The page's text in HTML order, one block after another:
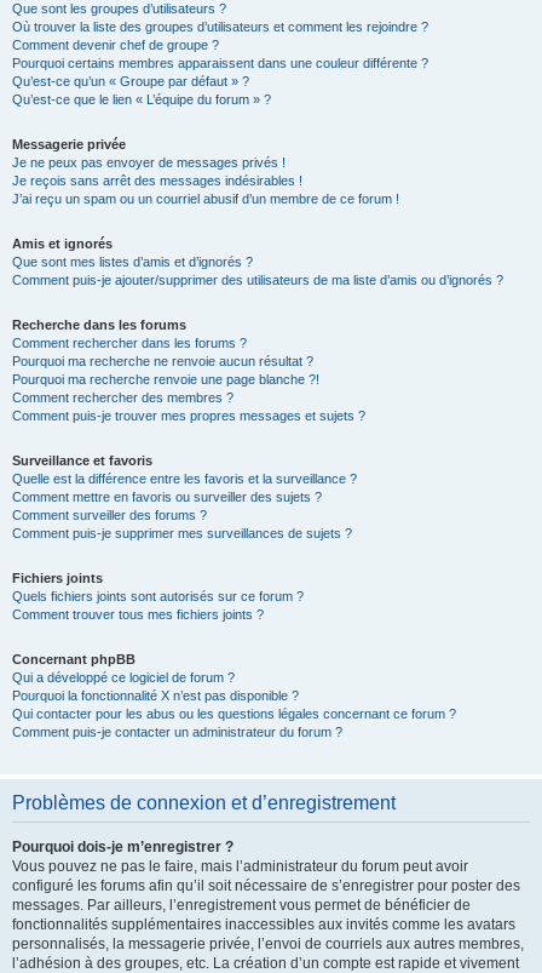
Que sont les groupes d’utilisateurs ?
Où trouver la liste des groupes d’utilisateurs et comment les rejoindre ?
Comment devenir chef de groupe ?
Pourquoi certains membres apparaissent dans une couleur différente ?
Qu’est-ce qu’un « Groupe par défaut » ?
Qu’est-ce que le lien « L’équipe du forum » ?
Messagerie privée
Je ne peux pas envoyer de messages privés !
Je reçois sans arrêt des messages indésirables !
J’ai reçu un spam ou un courriel abusif d’un membre de ce forum !
Amis et ignorés
Que sont mes listes d’amis et d’ignorés ?
Comment puis-je ajouter/supprimer des utilisateurs de ma liste d’amis ou d’ignorés ?
Recherche dans les forums
Comment rechercher dans les forums ?
Pourquoi ma recherche ne renvoie aucun résultat ?
Pourquoi ma recherche renvoie une page blanche ?!
Comment rechercher des membres ?
Comment puis-je trouver mes propres messages et sujets ?
Surveillance et favoris
Quelle est la différence entre les favoris et la surveillance ?
Comment mettre en favoris ou surveiller des sujets ?
Comment surveiller des forums ?
Comment puis-je supprimer mes surveillances de sujets ?
Fichiers joints
Quels fichiers joints sont autorisés sur ce forum ?
Comment trouver tous mes fichiers joints ?
Concernant phpBB
Qui a développé ce logiciel de forum ?
Pourquoi la fonctionnalité X n’est pas disponible ?
Qui contacter pour les abus ou les questions légales concernant ce forum ?
Comment puis-je contacter un administrateur du forum ?
Problèmes de connexion et d’enregistrement
Pourquoi dois-je m’enregistrer ?
Vous pouvez ne pas le faire, mais l’administrateur du forum peut avoir
configuré les forums afin qu’il soit nécessaire de s’enregistrer pour poster des
messages. Par ailleurs, l’enregistrement vous permet de bénéficier de
fonctionnalités supplémentaires inaccessibles aux invités comme les avatars
personnalisés, la messagerie privée, l’envoi de courriels aux autres membres,
l’adhésion à des groupes, etc. La création d’un compte est rapide et vivement